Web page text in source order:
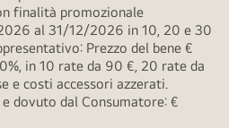
finalità promozionale
al 31/12/2026 in 10, 20 e 30
Prezzo del bene €
in 10 rate da 90 €, 20 rate da
e costi accessori azzerati.
dovuto dal Consumatore: €